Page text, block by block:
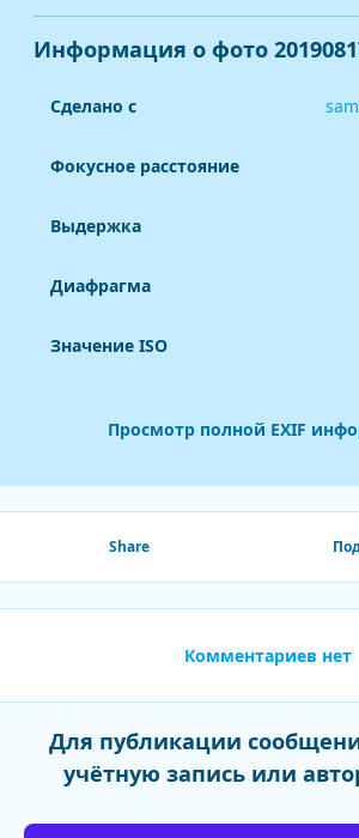
Информация о фото
Сделано с
Фокусное расстояние
Выдержка
Диафрагма
Значение ISO
Просмотр полной EXIF
Share
Комментариев нет
Для публикации
учётную запись или